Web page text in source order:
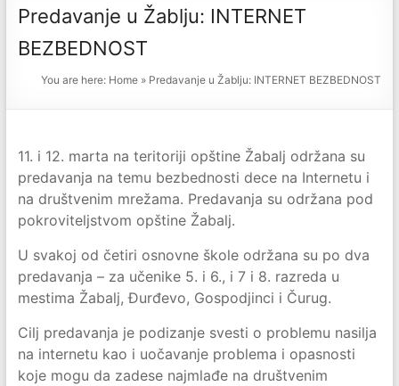
na
Predavanje u Žablju: INTERNET
BEZBEDNOST
You are here: Home » Predavanje u Žablju: INTERNET BEZBEDNOST
11. i 12. marta na teritoriji opštine Žabalj održana su
predavanja na temu bezbednosti dece na Internetu i
na društvenim mrežama. Predavanja su održana pod
pokroviteljstvom opštine Žabalj.
U svakoj od četiri osnovne škole održana su po dva
predavanja – za učenike 5. i 6., i 7 i 8. razreda u
mestima Žabalj, Đurđevo, Gospodjinci i Čurug.
Cilj predavanja je podizanje svesti o problemu nasilja
na internetu kao i uočavanje problema i opasnosti
koje mogu da zadese najmlađe na društvenim